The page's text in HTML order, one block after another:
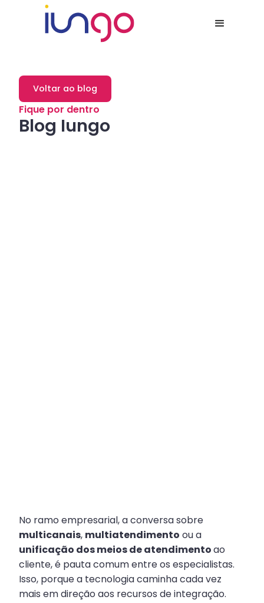
Fique por dentro
Blog Iungo
Voltar ao blog
No ramo empresarial, a conversa sobre
multicanais, multiatendimento ou a
unificação dos meios de atendimentoao
cliente, é pauta comum entre os especialistas.
Isso, porque a tecnologia caminha cada vez
mais em direção aos recursos de integração.